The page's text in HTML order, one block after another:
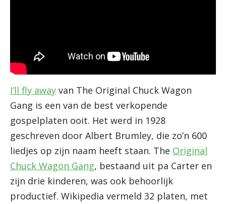
I’ll fly away van The Original Chuck Wagon
Gang is een van de best verkopende
gospelplaten ooit. Het werd in 1928
geschreven door Albert Brumley, die zo’n 600
liedjes op zijn naam heeft staan. The Original
Chuck Wagon Gang, bestaand uit pa Carter en
zijn drie kinderen, was ook behoorlijk
productief. Wikipedia vermeld 32 platen, met